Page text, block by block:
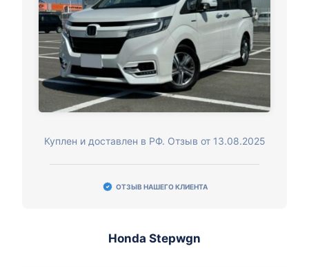
Куплен и доставлен в РФ. Отзыв от 13.08.2025
ОТЗЫВ НАШЕГО КЛИЕНТА
Honda Stepwgn